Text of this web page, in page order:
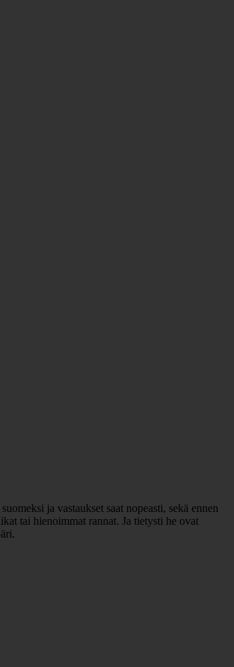
ja vastaukset saat nopeasti, sekä ennen
tai hienoimmat rannat. Ja tietysti he ovat